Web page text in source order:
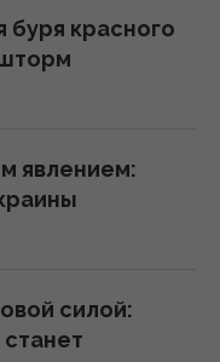
дронов, -
буря красного
явлением:
силой: